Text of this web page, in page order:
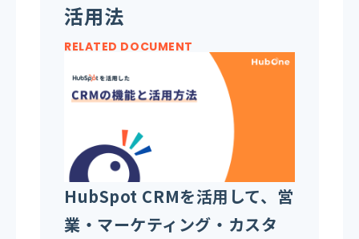
活用法
RELATED DOCUMENT
HubSpot CRMを活用して、営
業・マーケティング・カスタ